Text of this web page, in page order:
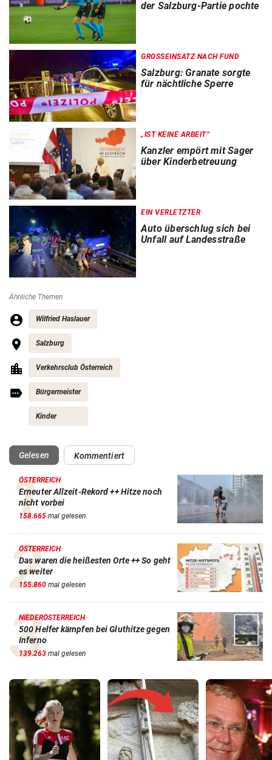
der Salzburg-Partie pochte
GROSSEINSATZ NACH FUND
Salzburg: Granate sorgte
für nächtliche Sperre
„IST KEINE ARBEIT“
Kanzler empört mit Sager
über Kinderbetreuung
EIN VERLETZTER
Auto überschlug sich bei
Unfall auf Landesstraße
Ähnliche Themen
Wilfried Haslauer
Salzburg
Verkehrsclub Österreich
Bürgermeister
Kinder
Gelesen(ausgewählt)Kommentiert
ÖSTERREICH
Erneuter Allzeit-Rekord ++ Hitze noch
nicht vorbei
158.665 mal gelesen
ÖSTERREICH
Das waren die heißesten Orte ++ So geht
es weiter
155.860 mal gelesen
NIEDERÖSTERREICH
500 Helfer kämpfen bei Gluthitze gegen
Inferno
139.263 mal gelesen